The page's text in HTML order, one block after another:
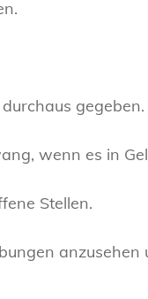
gegeben.
wenn es in
Stellen.
anzusehen